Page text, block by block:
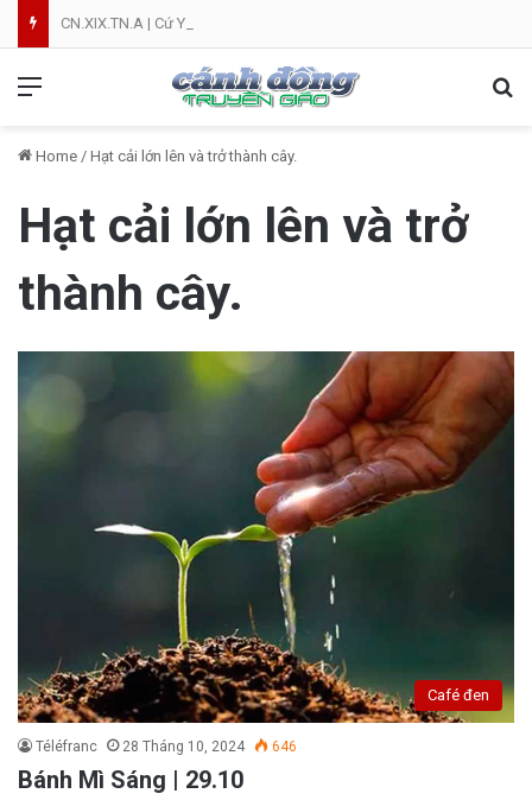
CN.XIX.TN.A | Cứ Yên Tâm | NVT
Home / Hạt cải lớn lên và trở thành cây.
Hạt cải lớn lên và trở
thành cây.
Café đen
Téléfranc 28 Tháng 10, 2024 646
Bánh Mì Sáng | 29.10